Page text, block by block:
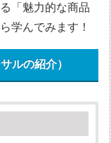
「魅力的な商品
学んでみます！
ルの紹介）